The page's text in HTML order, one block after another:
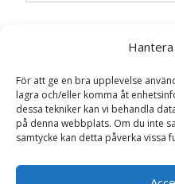
För att ge en bra upplevelse
lagra och/eller komma åt
dessa tekniker kan vi behandla
på denna webbplats. Om du inte
samtycke kan detta påverka vissa
Recensioner (0)
Recensioner
Det finns inga recensioner än.